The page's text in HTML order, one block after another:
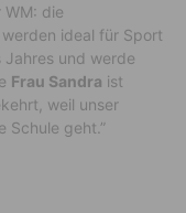
die
ideal für Sport
Jahres und werde
Frau Sandra ist
weil unser
Schule geht.”